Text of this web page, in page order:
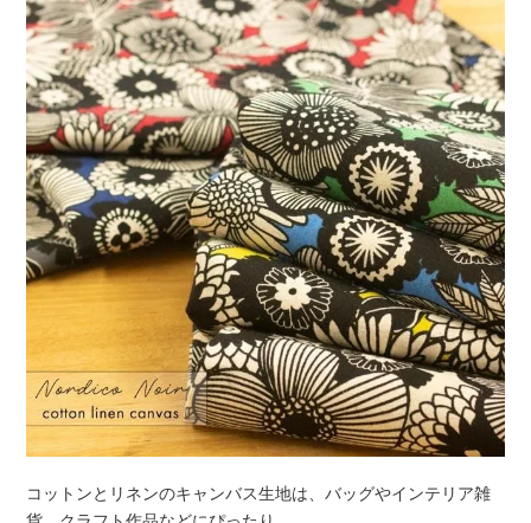
コットンとリネンのキャンバス生地は、バッグやインテリア雑